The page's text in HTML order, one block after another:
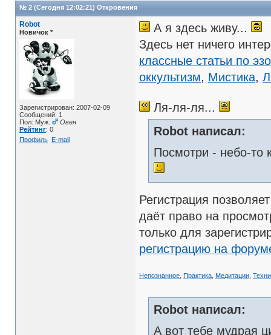
№ 2 (Сегодня 12:02:21) Откровения
Robot
Новичок *
Зарегистрирован: 2007-02-09
Сообщений: 1
Пол: Муж.
Овен
Рейтинг: 0
Профиль E-mail
А я здесь живу...
Здесь нет ничего
классные статьи по
оккультизм, Мистика,
Ля-ля-ля...
Robot написал:
Посмотри - небо-то
Регистрация
даёт право на
только для
регистрацию на
Непознанное Практика Медитации
Robot написал:
А вот тебе мудрая